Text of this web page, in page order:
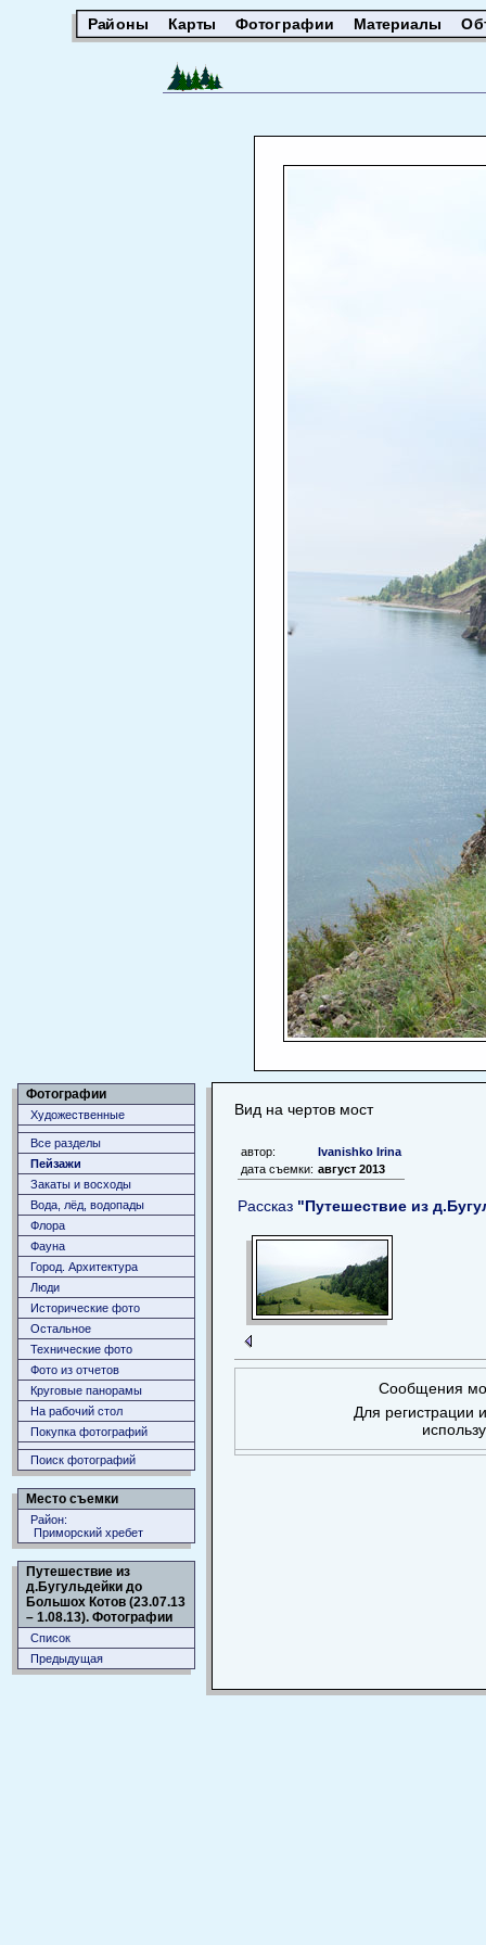
Районы Карты Фотографии Материалы
Фотографии
Художественные
Все разделы
Пейзажи
Закаты и восходы
Вода, лёд, водопады
Флора
Фауна
Город. Архитектура
Люди
Исторические фото
Остальное
Технические фото
Фото из отчетов
Круговые панорамы
На рабочий стол
Покупка фотографий
Поиск фотографий
Место съемки
Район:
Приморский хребет
Путешествие из
д.Бугульдейки до
Большох Котов (23.07.13
– 1.08.13). Фотографии
Список
Предыдущая
Вид на чертов мост
автор:
Ivanishko Irina
дата съемки: август 2013
Рассказ "Путешествие из
Сообщения
Для регистрации